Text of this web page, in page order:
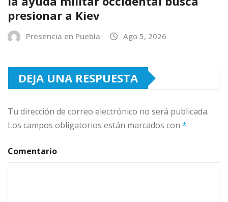
presionar a Kiev
Presencia en Puebla Ago 5, 2026
DEJA UNA RESPUESTA
Tu dirección de correo electrónico no será publicada.
Los campos obligatorios están marcados con *
Comentario